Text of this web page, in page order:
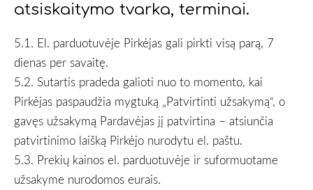
atsiskaitymo tvarka, terminai.
5.1. El. parduotuvėje Pirkėjas gali pirkti visą parą, 7
dienas per savaitę.
5.2. Sutartis pradeda galioti nuo to momento, kai
Pirkėjas paspaudžia mygtuką „Patvirtinti užsakymą“, o
gavęs užsakymą Pardavėjas jį patvirtina – atsiunčia
patvirtinimo laišką Pirkėjo nurodytu el. paštu.
5.3. Prekių kainos el. parduotuvėje ir suformuotame
užsakyme nurodomos eurais.